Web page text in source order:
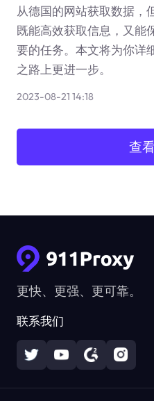
从德国的网站获取数据，
既能高效获取信息，又能
要的任务。本文将为你详
之路上更进一步。
2023-08-21 14:18
查
更快、更强、更可靠。
联系我们